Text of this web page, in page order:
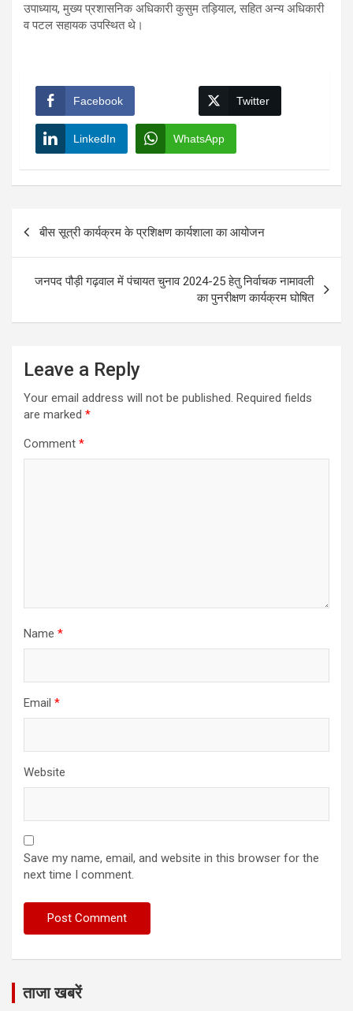
उपाध्याय, मुख्य प्रशासनिक अधिकारी कुसुम तड़ियाल, सहित अन्य अधिकारी
व पटल सहायक उपस्थित थे।
Facebook Twitter
LinkedIn WhatsApp
navigation
बीस सूत्री कार्यक्रम के प्रशिक्षण कार्यशाला का आयोजन
जनपद पौड़ी गढ़वाल में पंचायत चुनाव 2024-25 हेतु निर्वाचक नामावली
का पुनरीक्षण कार्यक्रम घोषित
Leave a Reply
Your email address will not be published. Required fields
are marked *
Comment *
Name *
Email *
Website
Save my name, email, and website in this browser for the
next time I comment.
ताजा खबरें